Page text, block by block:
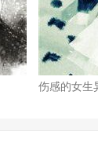
伤感的女生